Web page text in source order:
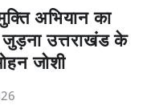
अभियान का
उत्तराखंड के
जोशी